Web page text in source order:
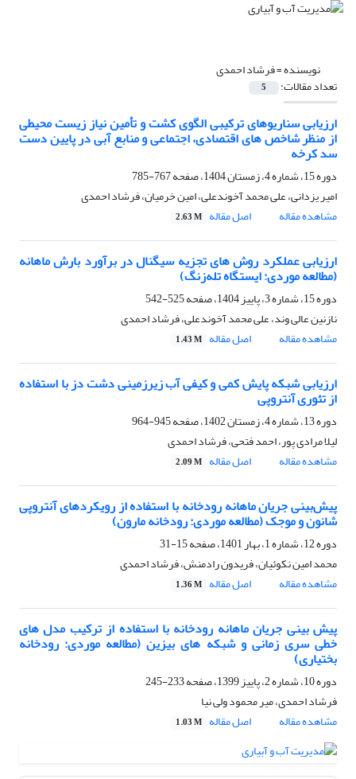
نویسنده =فرشاد احمدی
تعداد مقالات: 5
ارزیابی سناریوهای ترکیبی الگوی کشت و تأمین نیاز زیست محیطی
از منظر شاخص های اقتصادی، اجتماعی و منابع آبی در پایین دست
سد کرخه
دوره 15، شماره 4، زمستان 1404، صفحه
767-785
امیر یزدانی، علی محمد آخوندعلی، امین خرمیان، فرشاد احمدی
مشاهده مقاله
اصل مقاله 2.63 M
ارزیابی عملکرد روش های تجزیه سیگنال در برآورد بارش ماهانه
(مطالعه موردی: ایستگاه تله‌زنگ)
دوره 15، شماره 3، پاییز 1404، صفحه
525-542
نازنین عالی وند، علی محمد آخوندعلی، فرشاد احمدی
مشاهده مقاله
اصل مقاله 1.43 M
ارزیابی شبکه پایش کمی و کیفی آب زیرزمینی دشت دز با استفاده
از تئوری آنتروپی
دوره 13، شماره 4، زمستان 1402، صفحه
945-964
لیلا مرادی پور، احمد فتحی، فرشاد احمدی
مشاهده مقاله
اصل مقاله 2.09 M
پیش‌بینی جریان ماهانه رودخانه با استفاده از رویکردهای آنتروپی
شانون و موجک (مطالعه موردی: رودخانه مارون)
دوره 12، شماره 1، بهار 1401، صفحه
15-31
محمد امین نکوئیان، فریدون رادمنش، فرشاد احمدی
مشاهده مقاله
اصل مقاله 1.36 M
پیش بینی جریان ماهانه رودخانه با استفاده از ترکیب مدل های
خطی سری زمانی و شبکه های بیزین (مطالعه موردی: رودخانه
بختیاری)
دوره 10، شماره 2، پاییز 1399، صفحه
233-245
فرشاد احمدی، میر محمود ولی نیا
مشاهده مقاله
اصل مقاله 1.03 M